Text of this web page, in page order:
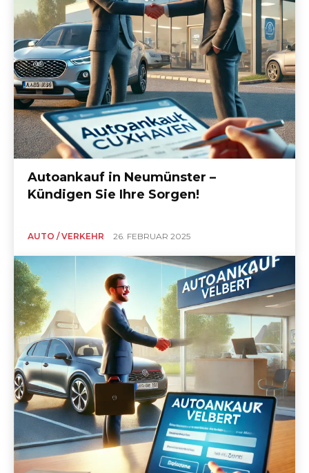
Autoankauf in Neumünster –
Kündigen Sie Ihre Sorgen!
AUTO / VERKEHR 26. FEBRUAR 2025